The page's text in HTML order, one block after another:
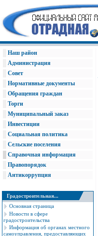
Наш район
Администрация
Совет
Нормативные документы
Обращения граждан
Торги
Муниципальный заказ
Инвестиции
Социальная политика
Сельские поселения
Справочная информация
Правопорядок
Антикоррупция
Градостроительная...
Основная страница
Новости в сфере
градостроительства
Информация об органах местного
самоуправления, предоставляющих